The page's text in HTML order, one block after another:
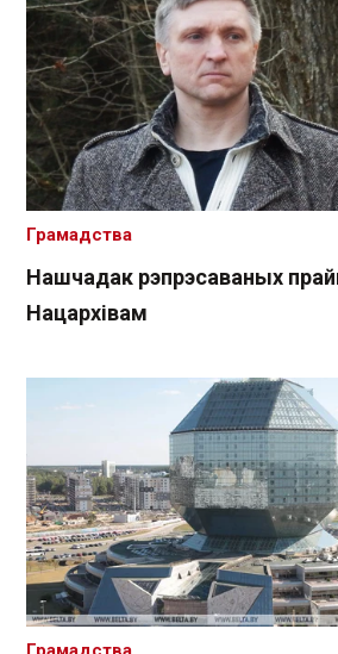
Нашчадак рэпрэсаваных
Нацархівам
Грамадства